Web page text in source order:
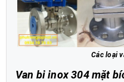
Các loại
Van bi inox 304 mặt